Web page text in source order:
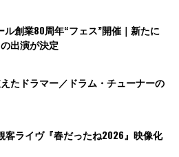
ル創業80周年“フェス”開催｜新たに
出演が決定
たドラマー／ドラム・チューナーの
客ライヴ『春だったね2026』映像化